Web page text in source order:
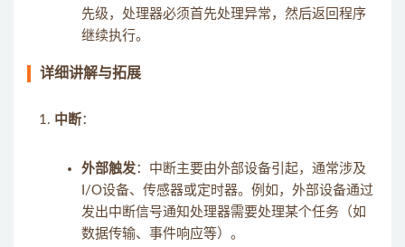
先级，处理器必须首先处理异常，然后返回程序
继续执行。
详细讲解与拓展
中断：
外部触发：中断主要由外部设备引起，通常涉及
I/O设备、传感器或定时器。例如，外部设备通过
发出中断信号通知处理器需要处理某个任务（如
数据传输、事件响应等）。